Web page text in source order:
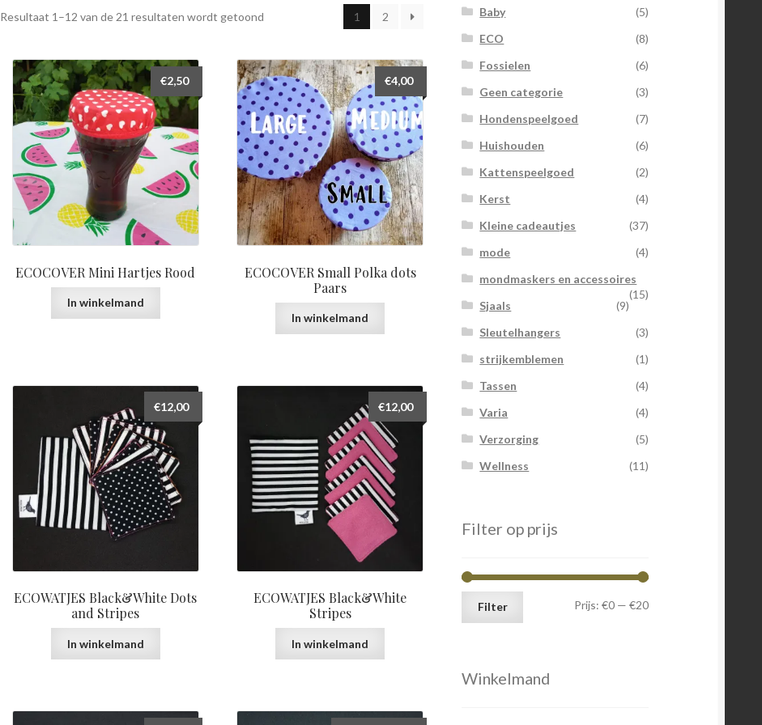
Resultaat 1–12 van de 21 resultaten wordt getoond 1 2
ECOCOVER Mini Hartjes Rood
€2,50
In winkelmand
ECOCOVER Small Polka dots
Paars
€4,00
In winkelmand
ECOWATJES Black&White Dots
and Stripes
€12,00
In winkelmand
ECOWATJES Black&White
Stripes
€12,00
In winkelmand
Baby
(5)
ECO
(8)
Fossielen
(6)
Geen categorie
(3)
Hondenspeelgoed
(7)
Huishouden
(6)
Kattenspeelgoed
(2)
Kerst
(4)
Kleine cadeautjes
(37)
mode
(4)
mondmaskers en accessoires
(15)
Sjaals
(9)
Sleutelhangers
(3)
strijkemblemen
(1)
Tassen
(4)
Varia
(4)
Verzorging
(5)
Wellness
(11)
Filter op prijs
Min.
Max.
Filter Prijs: €0— €20
Winkelmand